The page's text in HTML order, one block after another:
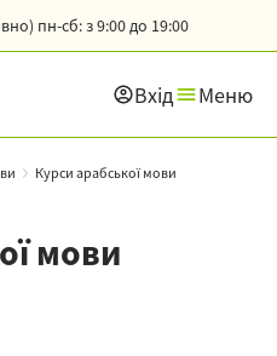
пн-сб: з 9:00 до 19:00
Вхід Меню
Курси арабської мови
мови